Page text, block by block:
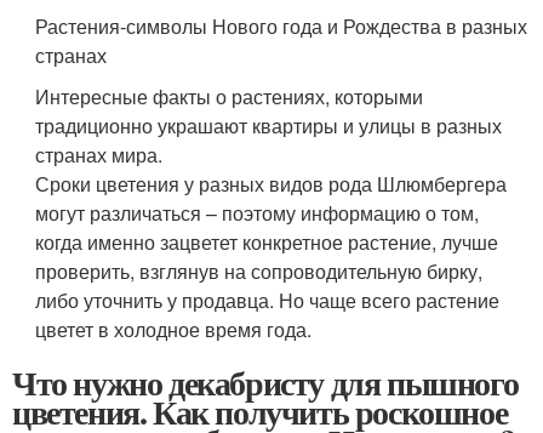
Растения-символы Нового года и Рождества в разных
странах
Интересные факты о растениях, которыми
традиционно украшают квартиры и улицы в разных
странах мира.
Сроки цветения у разных видов рода Шлюмбергера
могут различаться – поэтому информацию о том,
когда именно зацветет конкретное растение, лучше
проверить, взглянув на сопроводительную бирку,
либо уточнить у продавца. Но чаще всего растение
цветет в холодное время года.
Что нужно декабристу для пышного
цветения. Как получить роскошное